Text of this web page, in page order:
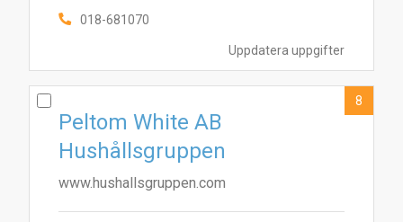
Uppdatera uppgifter
018-681070
Peltom White AB
Hushållsgruppen
www.hushallsgruppen.com
8